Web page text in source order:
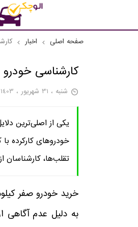
صفحه اصلی اخبار
کارشناسی
شنبه ، 31 شهريور ، 1403 | 21:40
یکی از اصلی‌ترین
خودروهای کارکرده
تقلب‌ها، کارشناسان
خرید خودرو صفر
به دلیل عدم آگاهی